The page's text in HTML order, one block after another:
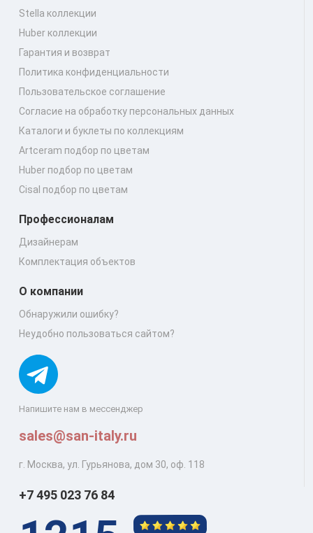
Напишите нам в мессенджер
sales@san-italy.ru
г. Москва, ул. Гурьянова, дом 30, оф. 118
Stella коллекции
Huber коллекции
Гарантия и возврат
Политика конфиденциальности
Пользовательское соглашение
Согласие на обработку персональных данных
Каталоги и буклеты по коллекциям
Artceram подбор по цветам
Huber подбор по цветам
Cisal подбор по цветам
Профессионалам
Дизайнерам
Комплектация объектов
О компании
Обнаружили ошибку?
Неудобно пользоваться сайтом?
+7 495 023 76 84